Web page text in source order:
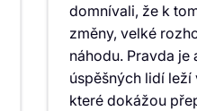
domnívali, že k
změny, velké
náhodu. Pravda je
úspěšných lidí
které dokážou